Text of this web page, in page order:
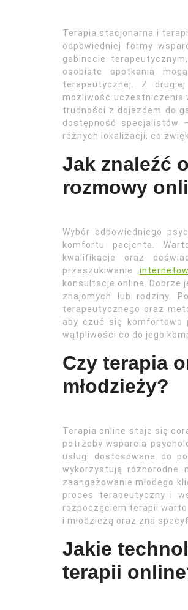
Terapia stacjonarna i
odpowiedniej formy
gabinecie
osobiste spotkania
terapeutycznej. Z
możliwość uczestniczenia
trudności z dojazdem do
dostępność specjalistów
różnych lokalizacji, co
Jak znaleźć
rozmowy
Wybór odpowiedniego
komfortu pacjenta.
kwalifikacje oraz
przeszukiwanie
konsultacje online. Dobrze
znajomych lub rodziny.
terapeutycznego oraz
aby czuć się komfortowo
wątpliwości co do jego
Czy terapia
młodzieży?
Terapia online staje się
potrzeby wsparcia
usługi dostosowane do
wykorzystują różnorodne
zaangażowanie młodego
proces terapeutyczny i
rozpoczęciem terapii
i młodzieżą oraz zna
Jakie
terapii